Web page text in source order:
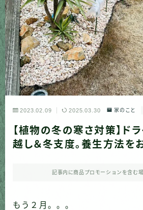
家のこと
日記
猫との暮らし
2023.02.09 2025.03.30 家のこと
【植物の冬の寒さ対策】ド
越し＆冬支度。養生方法を
記事内に商品プロモーションを含む
もう２月。。。